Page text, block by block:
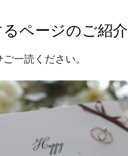
るページのご紹介
一読ください。